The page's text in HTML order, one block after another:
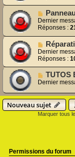
Dernier
Réponses :
Dernier
Réponses :
TUTOS
Dernier
Nouveau sujet
Marquer tous
Permissions du forum